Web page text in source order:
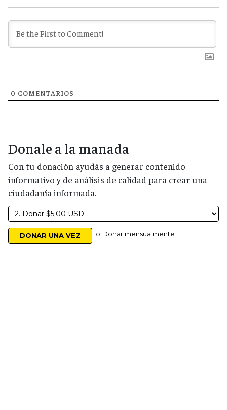
0 COMENTARIOS
Donale a la manada
Con tu donación ayudás a generar contenido
informativo y de análisis de calidad para crear una
ciudadanía informada.
o Donar mensualmente